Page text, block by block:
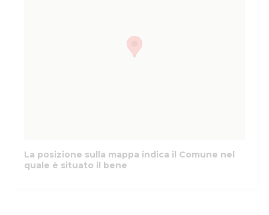
La posizione sulla mappa indica il Comune nel
quale è situato il bene